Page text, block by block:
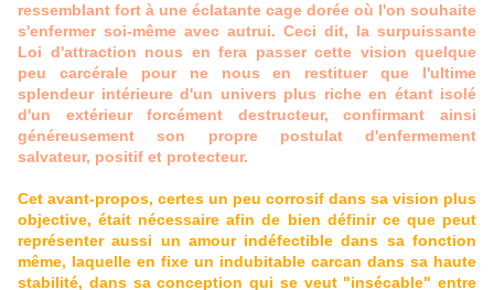
ressemblant fort à une éclatante cage dorée où l'on souhaite
s'enfermer soi-même avec autrui. Ceci dit, la surpuissante
Loi d'attraction nous en fera passer cette vision quelque
peu carcérale pour ne nous en restituer que l'ultime
splendeur intérieure d'un univers plus riche en étant isolé
d'un extérieur forcément destructeur, confirmant ainsi
généreusement son propre postulat d'enfermement
salvateur, positif et protecteur.
Cet avant-propos, certes un peu corrosif dans sa vision plus
objective, était nécessaire afin de bien définir ce que peut
représenter aussi un amour indéfectible dans sa fonction
même, laquelle en fixe un indubitable carcan dans sa haute
stabilité, dans sa conception qui se veut "insécable" entre